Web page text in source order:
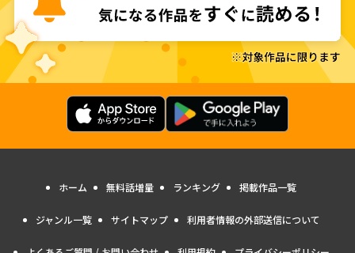
ホーム 無料話増量 ランキング 掲載作品一覧
ジャンル一覧 サイトマップ 利用者情報の外部送信について